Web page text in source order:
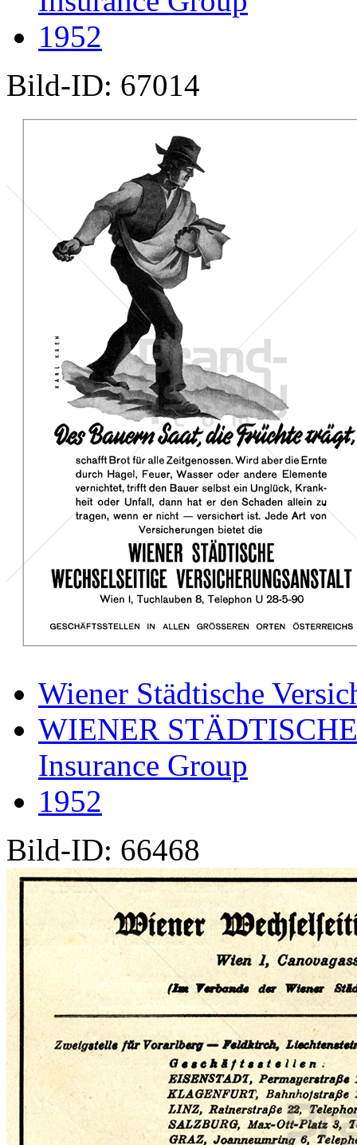
1952
Bild-ID: 67014
Wiener Städtische
WIENER
Insurance Group
1952
Bild-ID: 66468